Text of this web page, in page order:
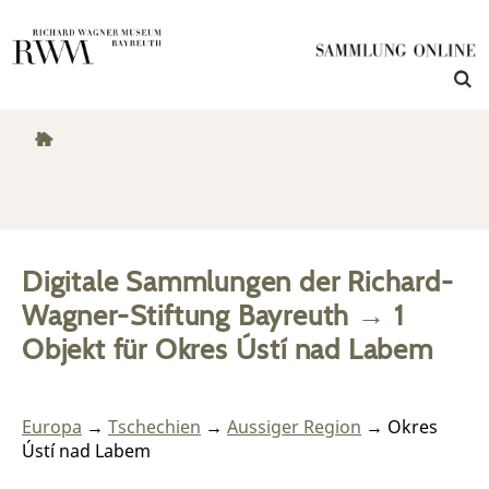
Digitale Sammlungen der Richard-
Wagner-Stiftung Bayreuth → 1
Objektfür Okres Ústí nad Labem
Europa → Tschechien → Aussiger Region → Okres
Ústí nad Labem